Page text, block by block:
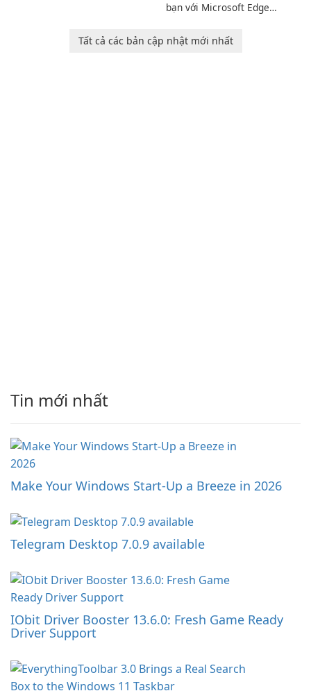
Corporation, is shaping the
bạn với Microsoft Edge
Tất cả các bản cập nhật mới nhất
Tin mới nhất
Make Your Windows Start-Up a Breeze in 2026
Telegram Desktop 7.0.9 available
IObit Driver Booster 13.6.0: Fresh Game Ready
Driver Support